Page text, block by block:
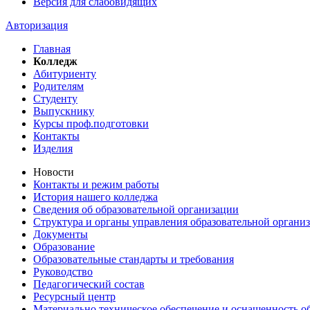
Авторизация
Главная
Колледж
Абитуриенту
Родителям
Студенту
Выпускнику
Курсы проф.подготовки
Контакты
Изделия
Новости
Контакты и режим работы
История нашего колледжа
Сведения об образовательной организации
Структура и органы управления образовательной
Документы
Образование
Образовательные стандарты и требования
Руководство
Педагогический состав
Ресурсный центр